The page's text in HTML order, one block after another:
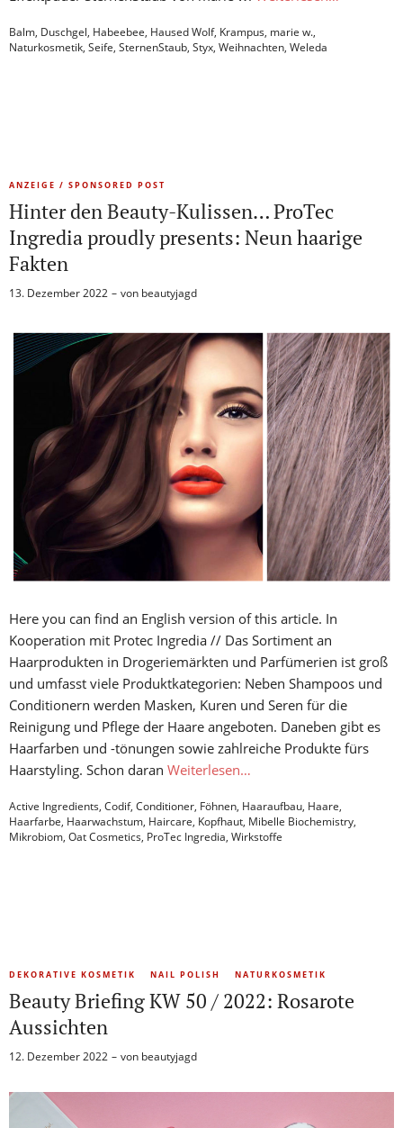
Balm, Duschgel, Habeebee, Haused Wolf, Krampus, marie w.,
Naturkosmetik, Seife, SternenStaub, Styx, Weihnachten, Weleda
ANZEIGE / SPONSORED POST
Hinter den Beauty-Kulissen… ProTec
Ingredia proudly presents: Neun haarige
Fakten
13. Dezember 2022 von beautyjagd
Here you can find an English version of this article. In
Kooperation mit Protec Ingredia // Das Sortiment an
Haarprodukten in Drogeriemärkten und Parfümerien ist groß
und umfasst viele Produktkategorien: Neben Shampoos und
Conditionern werden Masken, Kuren und Seren für die
Reinigung und Pflege der Haare angeboten. Daneben gibt es
Haarfarben und -tönungen sowie zahlreiche Produkte fürs
Haarstyling. Schon daran Weiterlesen…
Active Ingredients, Codif, Conditioner, Föhnen, Haaraufbau, Haare,
Haarfarbe, Haarwachstum, Haircare, Kopfhaut, Mibelle Biochemistry,
Mikrobiom, Oat Cosmetics, ProTec Ingredia, Wirkstoffe
DEKORATIVE KOSMETIK NAIL POLISH NATURKOSMETIK
Beauty Briefing KW 50 / 2022: Rosarote
Aussichten
12. Dezember 2022 von beautyjagd